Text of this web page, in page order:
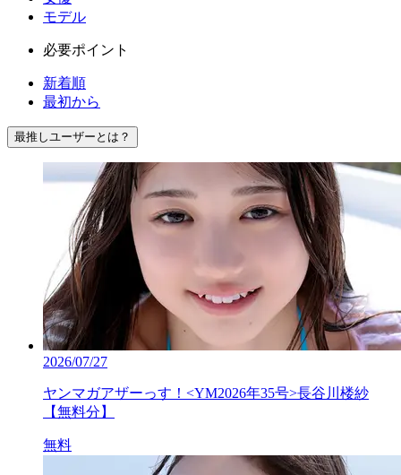
モデル
必要ポイント
新着順
最初から
最推しユーザーとは？
2026/07/27
ヤンマガアザーっす！<YM2026年35号>長谷川楼紗
【無料分】
無料